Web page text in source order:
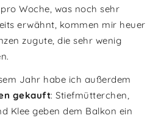
Woche, was noch sehr
erwähnt, kommen mir heuer
zugute, die sehr wenig
Jahr habe ich außerdem
gekauft: Stiefmütterchen,
Klee geben dem Balkon ein